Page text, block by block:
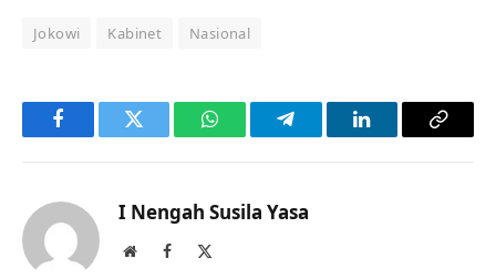
Jokowi Kabinet Nasional
FacebookTwitter WhatsAppTelegramLinkedInCopy
I Nengah Susila Yasa
WebsiteFacebook